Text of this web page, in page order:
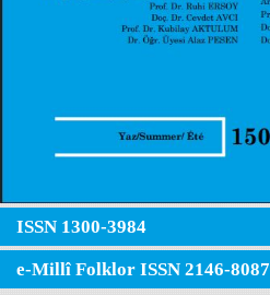
ISSN 1300-3984
e-Millî Folklor ISSN 2146-8087